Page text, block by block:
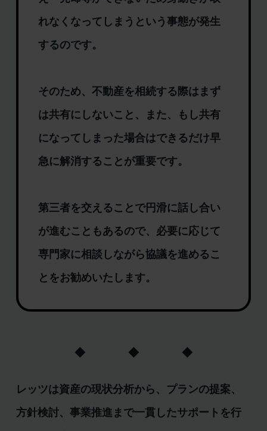
れなくなってしまうという事態が発生
するのです。
そのため、不動産を相続する際はまず
は共有にしないこと、また、もし共有
になってしまった場合はできるだけ早
急に解消することが重要です。
第三者を交えることで円滑に話し合い
が進むこともあるので、必要に応じて
専門家に相談しながら協議を進めるこ
とをお勧めいたします。
◆ ◆ ◆
レッツは資産の現状分析から、プランの提案、
方針検討、事業推進まで一貫したサポートを行